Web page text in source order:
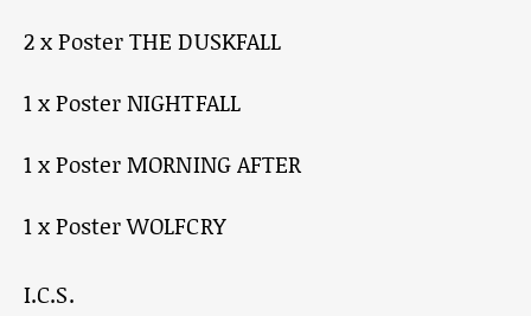
2 x Poster THE DUSKFALL
1 x Poster NIGHTFALL
1 x Poster MORNING AFTER
1 x Poster WOLFCRY
I.C.S.